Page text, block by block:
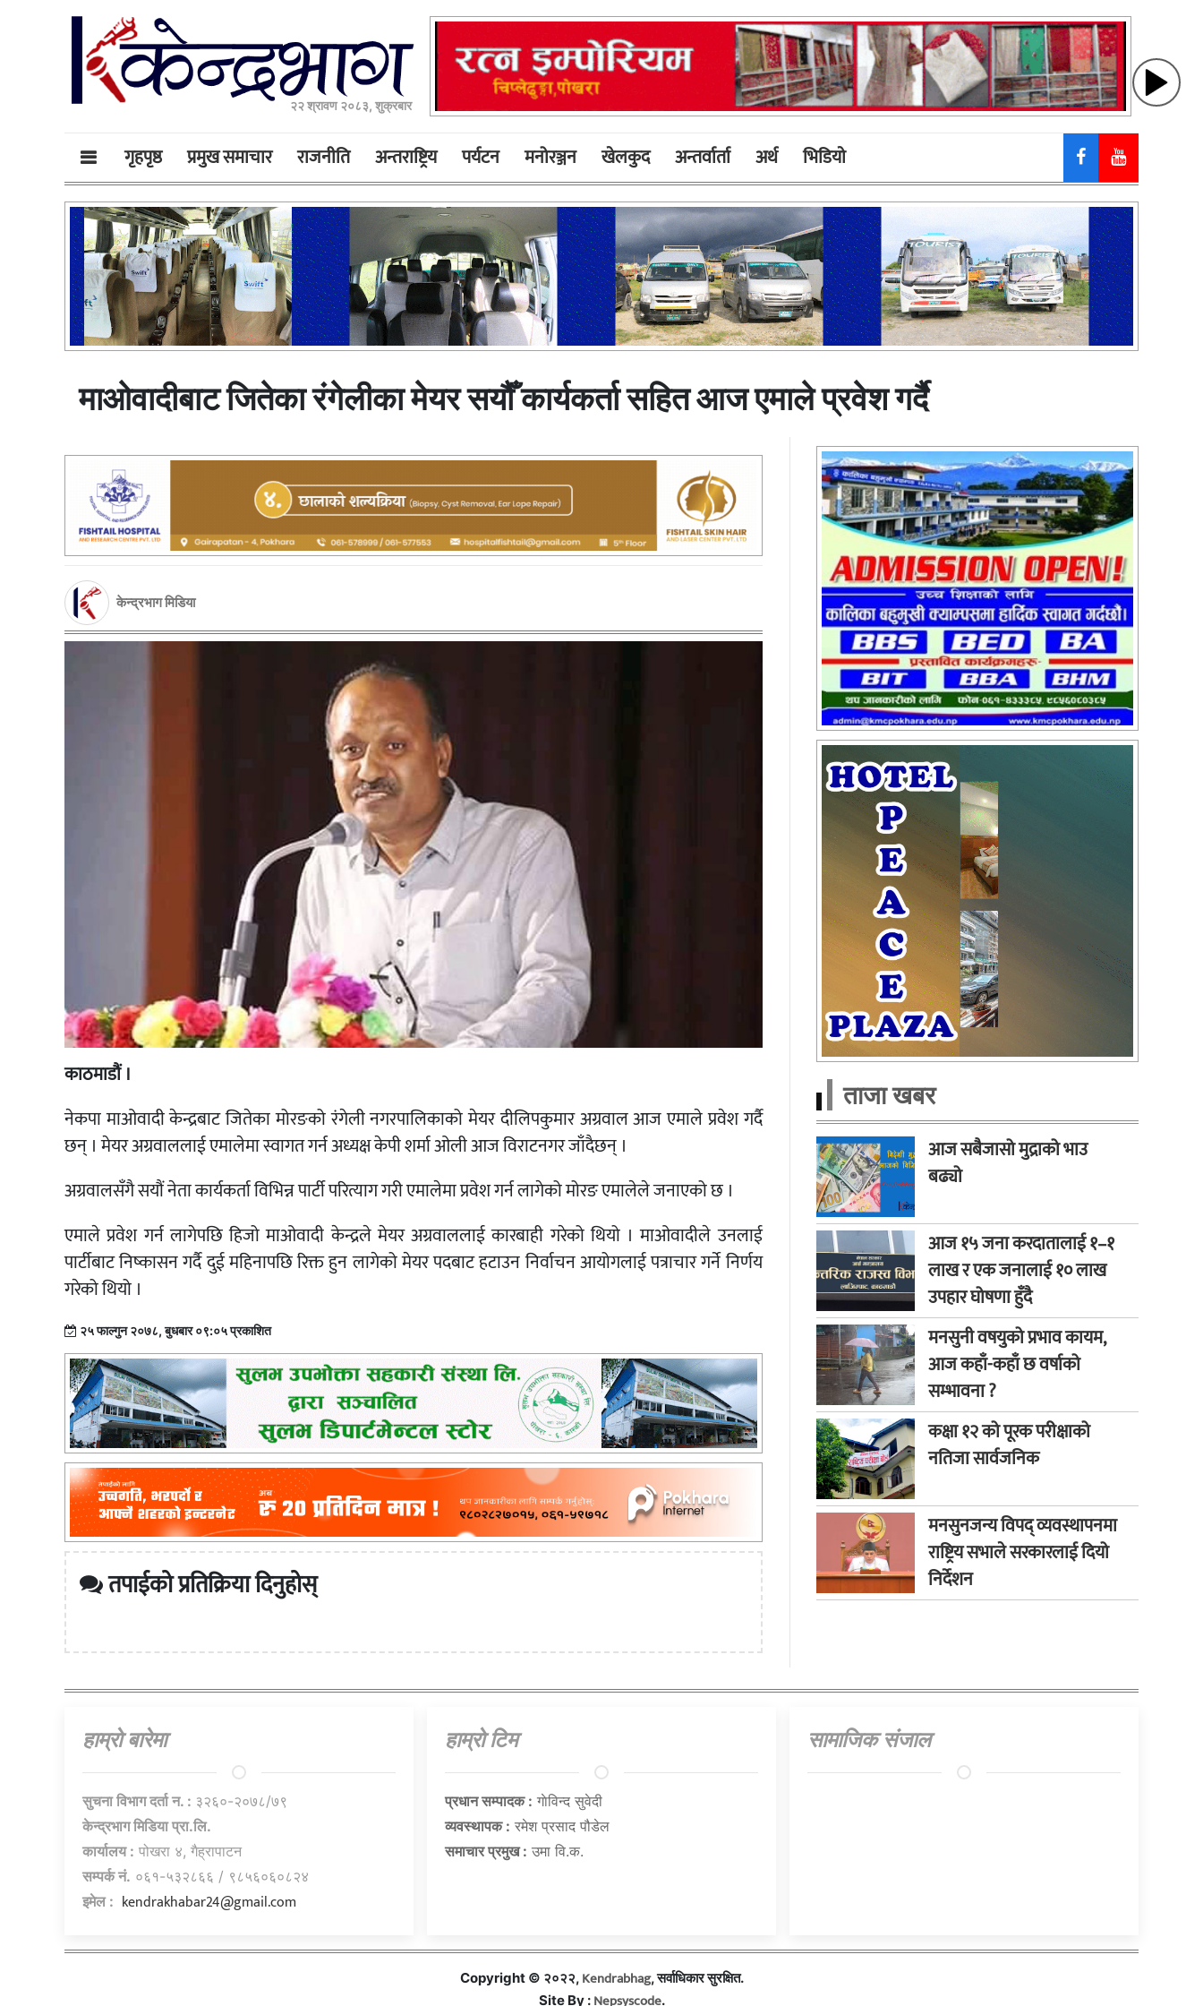
२२ श्रावण २०८३, शुक्रबार
गृहपृष्ठ प्रमुख समाचार राजनीति अन्तराष्ट्रिय पर्यटन मनोरञ्जन खेलकुद अन्तर्वार्ता अर्थ भिडियाे
माओवादीबाट जितेका रंगेलीका मेयर सयौँ कार्यकर्ता सहित आज एमाले प्रवेश गर्दै
केन्द्रभाग मिडिया
काठमाडौं ।
नेकपा माओवादी केन्द्रबाट जितेका मोरङको रंगेली नगरपालिकाको मेयर दीलिपकुमार अग्रवाल आज एमाले प्रवेश गर्दै
छन् । मेयर अग्रवाललाई एमालेमा स्वागत गर्न अध्यक्ष केपी शर्मा ओली आज विराटनगर जाँदैछन् ।
अग्रवालसँगै सयौं नेता कार्यकर्ता विभिन्न पार्टी परित्याग गरी एमालेमा प्रवेश गर्न लागेको मोरङ एमालेले जनाएको छ ।
एमाले प्रवेश गर्न लागेपछि हिजो माओवादी केन्द्रले मेयर अग्रवाललाई कारबाही गरेको थियो । माओवादीले उनलाई
पार्टीबाट निष्कासन गर्दै दुई महिनापछि रिक्त हुन लागेको मेयर पदबाट हटाउन निर्वाचन आयोगलाई पत्राचार गर्ने निर्णय
गरेको थियो ।
२५ फाल्गुन २०७८, बुधबार ०९:०५ प्रकाशित
तपाईको प्रतिक्रिया दिनुहोस्
ताजा खबर
आज सबैजासो मुद्राको भाउ
बढ्यो
आज १५ जना करदातालाई १–१
लाख र एक जनालाई १० लाख
उपहार घोषणा हुँदै
मनसुनी वषयुको प्रभाव कायम,
आज कहाँ-कहाँ छ वर्षाको
सम्भावना ?
कक्षा १२ को पूरक परीक्षाको
नतिजा सार्वजनिक
मनसुनजन्य विपद् व्यवस्थापनमा
राष्ट्रिय सभाले सरकारलाई दियो
निर्देशन
हाम्राे बारेमा
सुचना विभाग दर्ता न. : ३२६०-२०७८/७९
केन्द्रभाग मिडिया प्रा.लि.
कार्यालय : पोखरा ४, गैह्रापाटन
सम्पर्क नं. ०६१-५३२८६६ / ९८५६०६०८२४
इमेल : kendrakhabar24@gmail.com
हाम्राे टिम
प्रधान सम्पादक : गाेविन्द सुवेदी
व्यवस्थापक : रमेश प्रसाद पौडेल
समाचार प्रमुख : उमा वि.क.
सामाजिक संजाल
Copyright © २०२२, Kendrabhag, सर्वाधिकार सुरक्षित.
Site By : Nepsyscode.